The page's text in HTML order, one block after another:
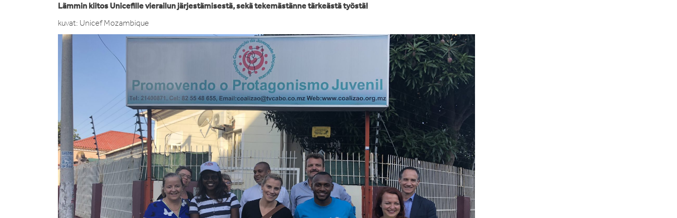
Lämmin kiitos Unicefille vierailun järjestämisestä, sekä tekemästänne tärkeästä työstä!
kuvat: Unicef Mozambique